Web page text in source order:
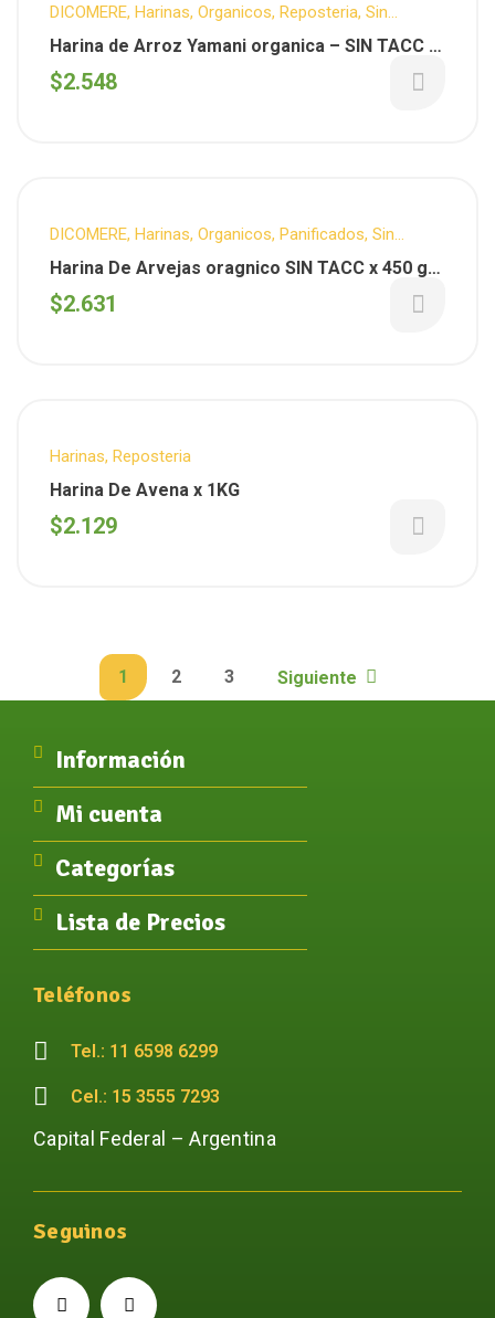
DICOMERE, Harinas, Organicos, Reposteria, Sin
T.A.C.C.
Harina de Arroz Yamani organica – SIN TACC x
450 gs -DICOMERE
$2.548
DICOMERE, Harinas, Organicos, Panificados, Sin
T.A.C.C.
Harina De Arvejas oragnico SIN TACC x 450 gs
– DICOMERE
$2.631
Harinas, Reposteria
Harina De Avena x 1KG
$2.129
1 2 3 Siguiente
Información
Mi cuenta
Categorías
Lista de Precios
Teléfonos
Tel.: 11 6598 6299
Cel.: 15 3555 7293
Capital Federal – Argentina
Seguinos